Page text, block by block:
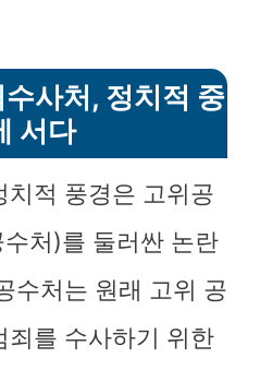
사처, 정치적 중
서다
치적 풍경은 고위공
처)를 둘러싼 논란
수처는 원래 고위 공
죄를 수사하기 위한